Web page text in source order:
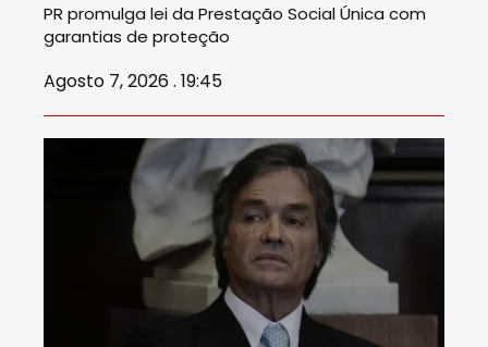
PR promulga lei da Prestação Social Única com
garantias de proteção
Agosto 7, 2026 . 19:45